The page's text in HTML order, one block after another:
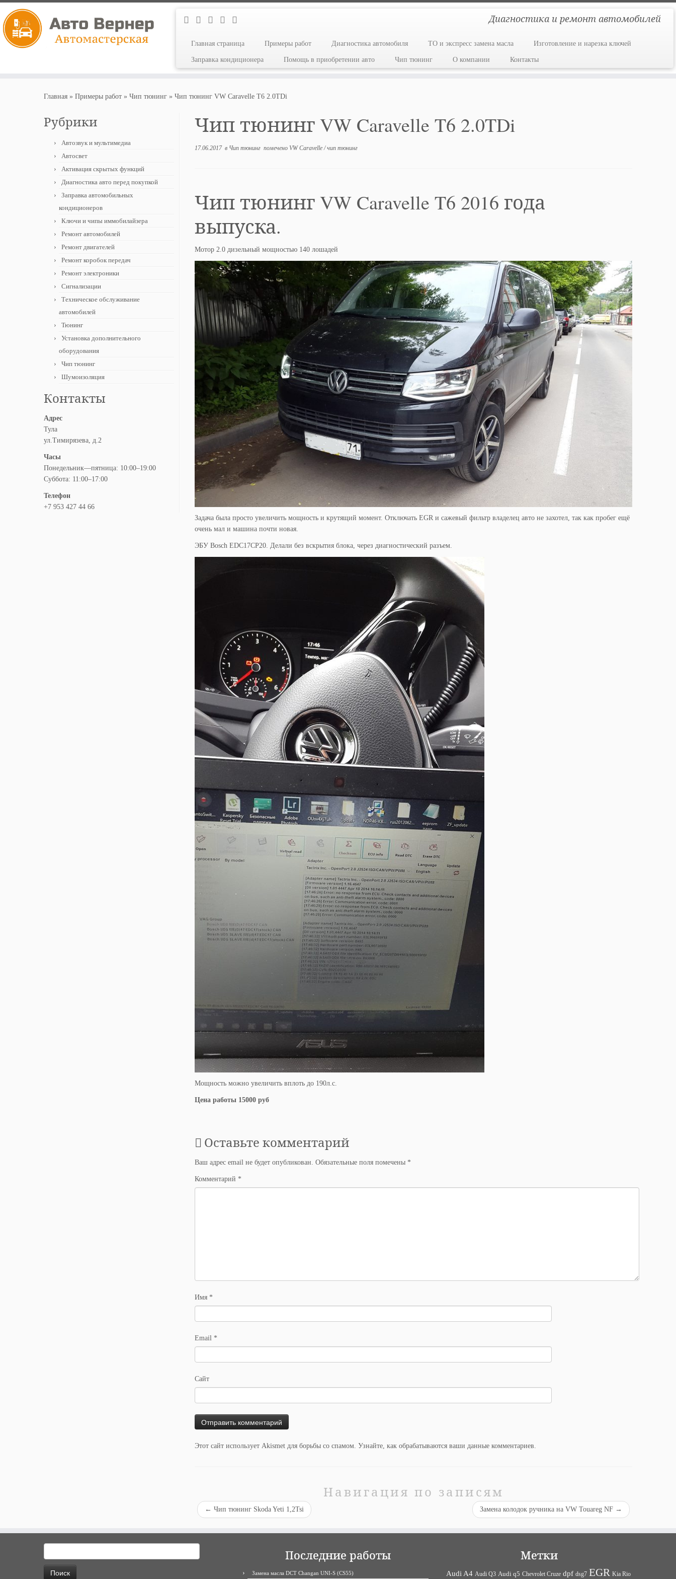
Диагностика и ремонт автомобилей
Главная страница Примеры работ Диагностика автомобиля ТО и экспресс замена масла Изготовление и нарезка ключей
Заправка кондиционера Помощь в приобретении авто Чип тюнинг О компании Контакты
Главная » Примеры работ » Чип тюнинг » Чип тюнинг VW Caravelle T6 2.0TDi
Рубрики
Автозвук и мультимедиа
Автосвет
Активация скрытых функций
Диагностика авто перед покупкой
Заправка автомобильных
кондиционеров
Ключи и чипы иммобилайзера
Ремонт автомобилей
Ремонт двигателей
Ремонт коробок передач
Ремонт электроники
Сигнализации
Техническое обслуживание
автомобилей
Тюнинг
Установка дополнительного
оборудования
Чип тюнинг
Шумоизоляция
Контакты
Адрес
Тула
ул.Тимирязева, д.2
Часы
Понедельник—пятница: 10:00–19:00
Суббота: 11:00–17:00
Телефон
+7 953 427 44 66
Чип тюнинг VW Caravelle T6 2.0TDi
17.06.2017в Чип тюнинг помечено VW Caravelle/чип тюнинг
Чип тюнинг VW Caravelle T6 2016 года
выпуска.
Мотор 2.0 дизельный мощностью 140 лошадей
Задача была просто увеличить мощность и крутящий момент. Отключать EGR и сажевый фильтр владелец авто не захотел, так как пробег ещё
очень мал и машина почти новая.
ЭБУ Bosch EDC17CP20. Делали без вскрытия блока, через диагностический разъем.
Мощность можно увеличить вплоть до 190л.с.
Цена работы 15000 руб
Оставьте комментарий
Ваш адрес email не будет опубликован. Обязательные поля помечены *
Комментарий *
Имя *
Email *
Сайт
Этот сайт использует Akismet для борьбы со спамом. Узнайте, как обрабатываются ваши данные комментариев.
Навигация по записям
← Чип тюнинг Skoda Yeti 1,2Tsi Замена колодок ручника на VW Touareg NF →
Последние работы
Замена масла DCT Changan UNI-S (CS55)
Метки
Audi A4 Audi Q3 Audi q5 Chevrolet Cruze dpf dsg7 EGR Kia Rio